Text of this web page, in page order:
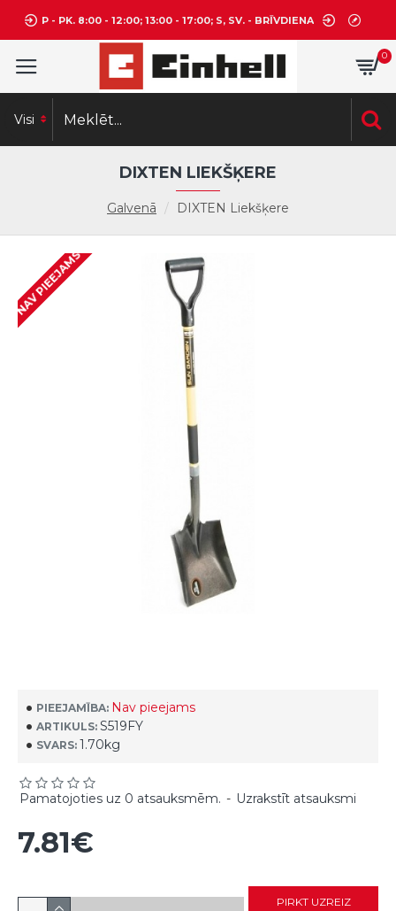
P - PK. 8:00 - 12:00; 13:00 - 17:00; S, SV. - BRĪVDIENA
0
Visi
Galvenā DIXTEN Liekšķere
DIXTEN LIEKŠĶERE
NAV PIEEJAMS
PIEEJAMĪBA: Nav pieejams
ARTIKULS: S519FY
SVARS: 1.70kg
Pamatojoties uz 0 atsauksmēm. - Uzrakstīt atsauksmi
7.81€
PIRKT UZREIZ